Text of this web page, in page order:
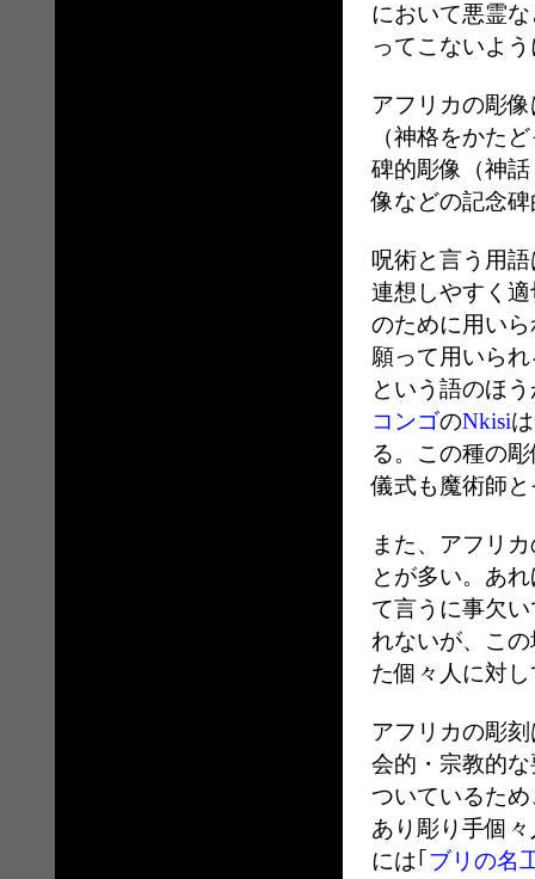
において悪霊
ってこないよ
アフリカの彫
（神格をかた
碑的彫像（神
像などの記念
呪術と言う用
連想しやすく
のために用い
願って用いら
という語のほ
コンゴのNkisi
る。この種の
儀式も魔術師
また、アフリ
とが多い。あ
て言うに事欠
れないが、こ
た個々人に対
アフリカの彫
会的・宗教的
ついているた
あり彫り手個
には｢ ブリの名